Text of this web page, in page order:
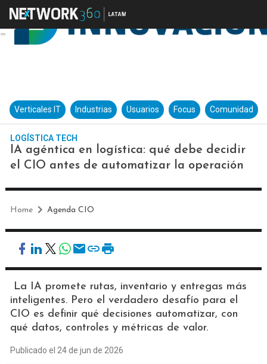
Verticales IT Industrias Usuarios Focus Comunidad
LOGÍSTICA TECH
IA agéntica en logística: qué debe decidir
el CIO antes de automatizar la operación
Home Agenda CIO
La IA promete rutas, inventario y entregas más
inteligentes. Pero el verdadero desafío para el
CIO es definir qué decisiones automatizar, con
qué datos, controles y métricas de valor.
Publicado el 24 de jun de 2026